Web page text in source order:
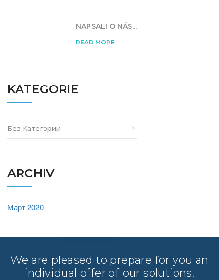
NAPSALI O NÁS...
READ MORE
KATEGORIE
Без Категории
ARCHIV
Март 2020
We are pleased to prepare for you an
individual offer of our solutions.